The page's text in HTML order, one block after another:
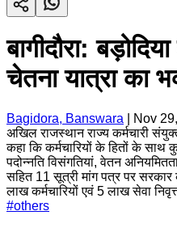
बागीदौरा:
चेतना यात्रा का
Bagidora, Banswara
Nov
अखिल राजस्थान राज्य कर्मचारी
कहा कि कर्मचारियों के हितों के साथ
पदोन्नति विसंगतियां, वेतन
सहित 11 सूत्री मांग पत्र पर सरकार
लाख कर्मचारियों एवं 5 लाख सेवा
#others